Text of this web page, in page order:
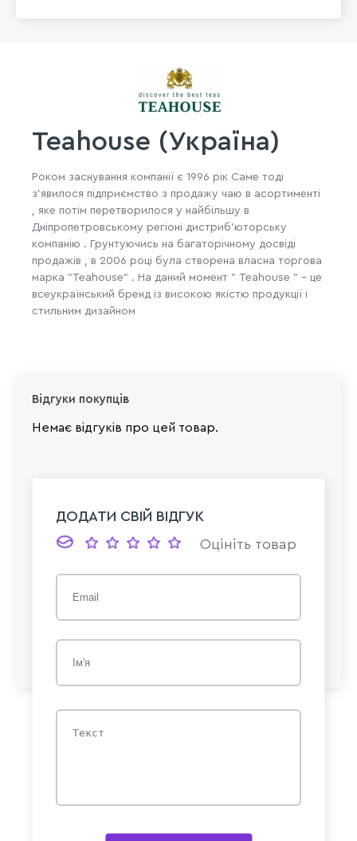
Teahouse (Україна)
Роком заснування компанії є 1996 рік Саме тоді
з'явилося підприємство з продажу чаю ​​в асортименті
, яке потім перетворилося у найбільшу в
Дніпропетровському регіоні дистриб'юторську
компанію . Грунтуючись на багаторічному досвіді
продажів , в 2006 році була створена власна торгова
марка "Teahouse" . На даний момент " Teahouse " - це
всеукраїнський бренд із високою якістю продукції і
стильним дизайном
Відгуки покупців
Немає відгуків про цей товар.
ДОДАТИ СВІЙ ВІДГУК
Оцініть товар